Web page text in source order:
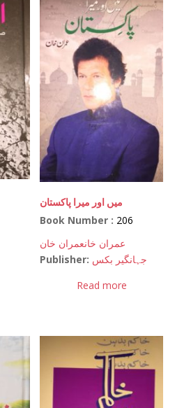
میں اور میرا پاکستان
Book Number : 206
عمران خانعمران خان
Publisher: جہانگیر بکس
Read more